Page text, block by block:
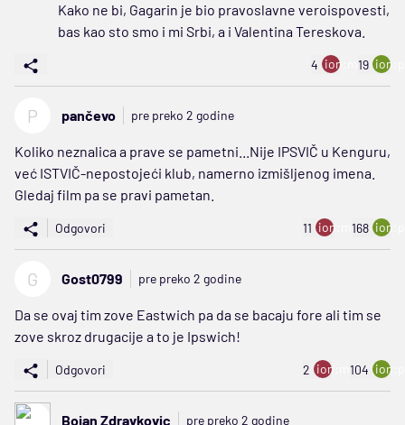
Kako ne bi, Gagarin je bio pravoslavne veroispovesti,
bas kao sto smo i mi Srbi, a i Valentina Tereskova.
4 ion:minus
19
P pančevo pre preko 2 godine
Koliko neznalica a prave se pametni...Nije IPSVIČ u Kenguru,
već ISTVIČ-nepostojeći klub, namerno izmišljenog imena.
Gledaj film pa se pravi pametan.
Odgovori 11 ion:minus
168
G Gost0799 pre preko 2 godine
Da se ovaj tim zove Eastwich pa da se bacaju fore ali tim se
zove skroz drugacije a to je Ipswich!
Odgovori 2 ion:minus
104
Bojan Zdravkovic pre preko 2 godine